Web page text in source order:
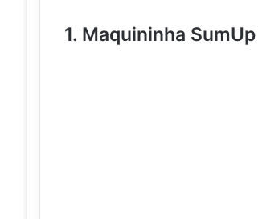
1. Maquininha